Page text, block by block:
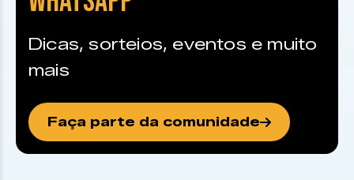
Dicas, sorteios, eventos e muito
mais
Faça parte da comunidade